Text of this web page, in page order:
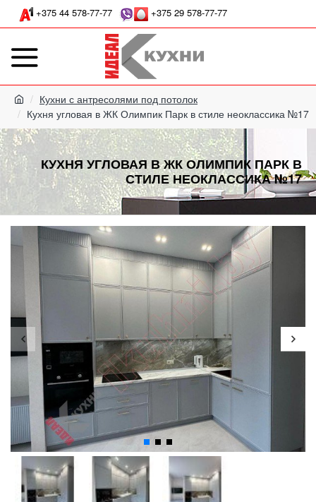
+375 44 578-77-77 +375 29 578-77-77
Кухни с антресолями под потолок
Кухня угловая в ЖК Олимпик Парк в стиле неоклассика №17
КУХНЯ УГЛОВАЯ В ЖК ОЛИМПИК ПАРК В
СТИЛЕ НЕОКЛАССИКА №17